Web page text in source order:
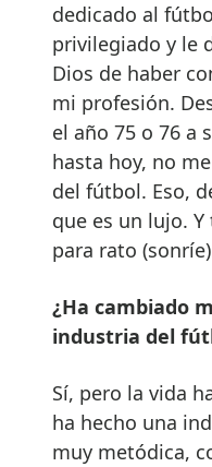
dedicado al
privilegiado y le
Dios de haber
mi profesión.
el año 75 o 76 a
hasta hoy, no
del fútbol. Eso,
que es un lujo.
para rato
¿Ha cambiado
industria del
Sí, pero la vida
ha hecho una
muy metódica,